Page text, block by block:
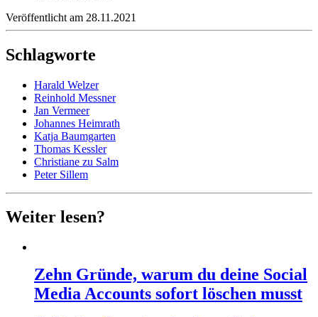
Veröffentlicht am 28.11.2021
Schlagworte
Harald Welzer
Reinhold Messner
Jan Vermeer
Johannes Heimrath
Katja Baumgarten
Thomas Kessler
Christiane zu Salm
Peter Sillem
Weiter lesen?
Zehn Gründe, warum du deine Social
Media Accounts sofort löschen musst